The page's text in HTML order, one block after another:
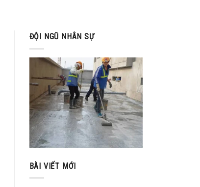
ĐỘI NGŨ NHÂN SỰ
BÀI VIẾT MỚI